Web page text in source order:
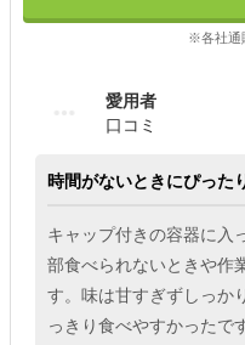
※各社通
愛用者
口コミ
時間がないときにぴった
キャップ付きの容器に入
部食べられないときや作
す。味は甘すぎずしっか
っきり食べやすかったで